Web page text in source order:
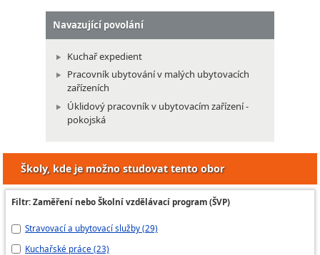
Navazující povolání
Kuchař expedient
Pracovník ubytování v malých ubytovacích
zařízeních
Úklidový pracovník v ubytovacím zařízení -
pokojská
Školy, kde je možno studovat tento obor
Filtr: Zaměření nebo Školní vzdělávací program (ŠVP)
Stravovací a ubytovací služby (29)
Kuchařské práce (23)